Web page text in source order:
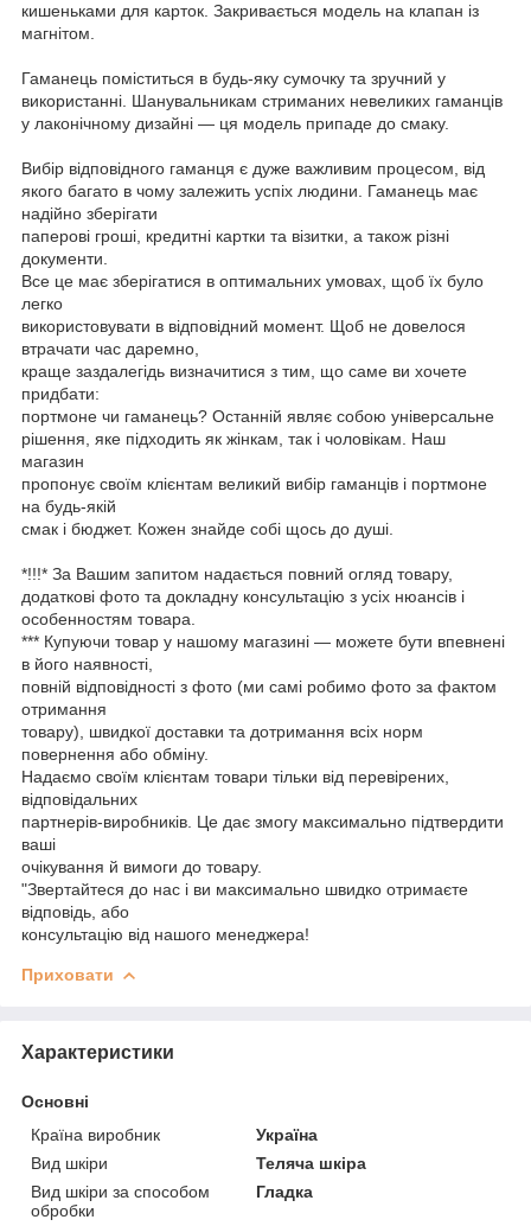
кишеньками для карток. Закривається модель на клапан із
магнітом.
Гаманець поміститься в будь-яку сумочку та зручний у
використанні. Шанувальникам стриманих невеликих гаманців
у лаконічному дизайні — ця модель припаде до смаку.
Вибір відповідного гаманця є дуже важливим процесом, від
якого багато в чому залежить успіх людини. Гаманець має
надійно зберігати
паперові гроші, кредитні картки та візитки, а також різні
документи.
Все це має зберігатися в оптимальних умовах, щоб їх було
легко
використовувати в відповідний момент. Щоб не довелося
втрачати час даремно,
краще заздалегідь визначитися з тим, що саме ви хочете
придбати:
портмоне чи гаманець? Останній являє собою універсальне
рішення, яке підходить як жінкам, так і чоловікам. Наш
магазин
пропонує своїм клієнтам великий вибір гаманців і портмоне
на будь-якій
смак і бюджет. Кожен знайде собі щось до душі.
*!!!* За Вашим запитом надається повний огляд товару,
додаткові фото та докладну консультацію з усіх нюансів і
особенностям товара.
*** Купуючи товар у нашому магазині — можете бути впевнені
в його наявності,
повній відповідності з фото (ми самі робимо фото за фактом
отримання
товару), швидкої доставки та дотримання всіх норм
повернення або обміну.
Надаємо своїм клієнтам товари тільки від перевірених,
відповідальних
партнерів-виробників. Це дає змогу максимально підтвердити
ваші
очікування й вимоги до товару.
"Звертайтеся до нас і ви максимально швидко отримаєте
відповідь, або
консультацію від нашого менеджера!
Приховати
Характеристики
Основні
Країна виробник
Україна
Вид шкіри
Теляча шкіра
Вид шкіри за способом
обробки
Гладка